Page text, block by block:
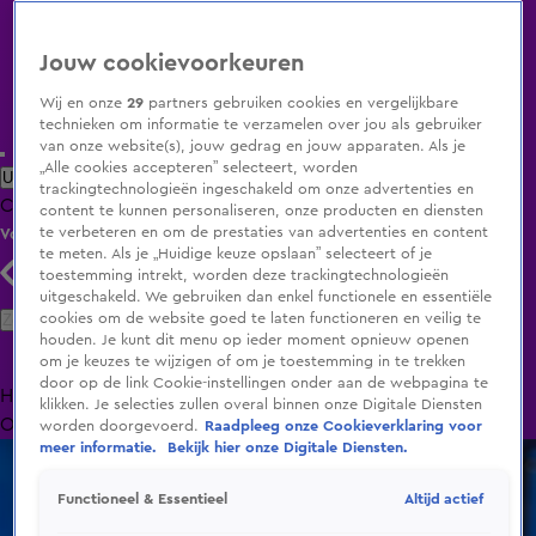
Uitzending Gemist Populaire programma's Zenders Genres
ClipsFilmsRadioSmart TV inlogShop
Volg KIJK
Zoeken
HomeUitzending Gemist Programma's De Bondgenoten
OranjezomerLivestreamsShop
Jouw cookievoorkeuren
Wij en onze29 partners gebruiken cookies en vergelijkbare
technieken om informatie te verzamelen over jou als gebruiker
van onze website(s), jouw gedrag en jouw apparaten. Als je
„Alle cookies accepteren” selecteert, worden
trackingtechnologieën ingeschakeld om onze advertenties en
content te kunnen personaliseren, onze producten en diensten
te verbeteren en om de prestaties van advertenties en content
te meten. Als je „Huidige keuze opslaan” selecteert of je
toestemming intrekt, worden deze trackingtechnologieën
uitgeschakeld. We gebruiken dan enkel functionele en essentiële
cookies om de website goed te laten functioneren en veilig te
houden. Je kunt dit menu op ieder moment opnieuw openen
om je keuzes te wijzigen of om je toestemming in te trekken
door op de link Cookie-instellingen onder aan de webpagina te
klikken. Je selecties zullen overal binnen onze Digitale Diensten
worden doorgevoerd.
Raadpleeg onze Cookieverklaring voor
meer informatie.
Bekijk hier onze Digitale Diensten.
Functioneel & Essentieel Altijd actief